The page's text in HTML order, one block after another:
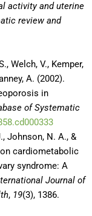
activity and uterine
review and
Welch, V., Kemper,
A. (2002).
in
of Systematic
Johnson, N. A., &
cardiometabolic
syndrome: A
Journal of
, 19(3), 1386.